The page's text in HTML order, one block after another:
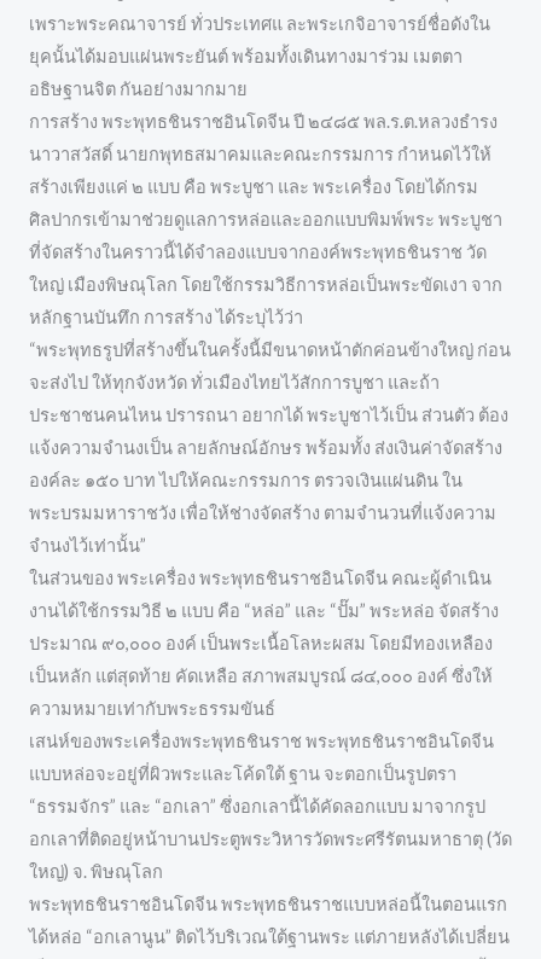
เพราะพระคณาจารย์ ทั่วประเทศแ ละพระเกจิอาจารย์ชื่อดังใน
ยุคนั้นได้มอบแผ่นพระยันต์ พร้อมทั้งเดินทางมาร่วม เมตตา
อธิษฐานจิต กันอย่างมากมาย
การสร้าง พระพุทธชินราชอินโดจีน ปี ๒๔๘๕ พล.ร.ต.หลวงธำรง
นาวาสวัสดิ์ นายกพุทธสมาคมและคณะกรรมการ กำหนดไว้ให้
สร้างเพียงแค่ ๒ แบบ คือ พระบูชา และ พระเครื่อง โดยได้กรม
ศิลปากรเข้ามาช่วยดูแลการหล่อและออกแบบพิมพ์พระ พระบูชา
ที่จัดสร้างในคราวนี้ได้จำลองแบบจากองค์พระพุทธชินราช วัด
ใหญ่ เมืองพิษณุโลก โดยใช้กรรมวิธีการหล่อเป็นพระขัดเงา จาก
หลักฐานบันทึก การสร้าง ได้ระบุไว้ว่า
“พระพุทธรูปที่สร้างขึ้นในครั้งนี้มีขนาดหน้าตักค่อนข้างใหญ่ ก่อน
จะส่งไป ให้ทุกจังหวัด ทั่วเมืองไทยไว้สักการบูชา และถ้า
ประชาชนคนไหน ปรารถนา อยากได้ พระบูชาไว้เป็น ส่วนตัว ต้อง
แจ้งความจำนงเป็น ลายลักษณ์อักษร พร้อมทั้ง ส่งเงินค่าจัดสร้าง
องค์ละ ๑๕๐ บาท ไปให้คณะกรรมการ ตรวจเงินแผ่นดิน ใน
พระบรมมหาราชวัง เพื่อให้ช่างจัดสร้าง ตามจำนวนที่แจ้งความ
จำนงไว้เท่านั้น”
ในส่วนของ พระเครื่อง พระพุทธชินราชอินโดจีน คณะผู้ดำเนิน
งานได้ใช้กรรมวิธี ๒ แบบ คือ “หล่อ” และ “ปั๊ม” พระหล่อ จัดสร้าง
ประมาณ ๙๐,๐๐๐ องค์ เป็นพระเนื้อโลหะผสม โดยมีทองเหลือง
เป็นหลัก แต่สุดท้าย คัดเหลือ สภาพสมบูรณ์ ๘๔,๐๐๐ องค์ ซึ่งให้
ความหมายเท่ากับพระธรรมขันธ์
เสน่ห์ของพระเครื่องพระพุทธชินราช พระพุทธชินราชอินโดจีน
แบบหล่อจะอยู่ที่ผิวพระและโค้ดใต้ ฐาน จะตอกเป็นรูปตรา
“ธรรมจักร” และ “อกเลา” ซึ่งอกเลานี้ได้คัดลอกแบบ มาจากรูป
อกเลาที่ติดอยู่หน้าบานประตูพระวิหารวัดพระศรีรัตนมหาธาตุ (วัด
ใหญ่) จ. พิษณุโลก
พระพุทธชินราชอินโดจีน พระพุทธชินราชแบบหล่อนี้ในตอนแรก
ได้หล่อ “อกเลานูน” ติดไว้บริเวณใต้ฐานพระ แต่ภายหลังได้เปลี่ยน